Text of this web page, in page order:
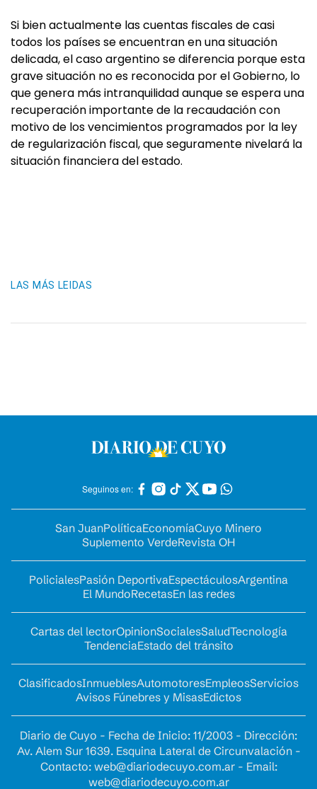
Si bien actualmente las cuentas fiscales de casi
todos los países se encuentran en una situación
delicada, el caso argentino se diferencia porque esta
grave situación no es reconocida por el Gobierno, lo
que genera más intranquilidad aunque se espera una
recuperación importante de la recaudación con
motivo de los vencimientos programados por la ley
de regularización fiscal, que seguramente nivelará la
situación financiera del estado.
LAS MÁS LEIDAS
Seguinos en:
San JuanPolíticaEconomíaCuyo Minero
Suplemento VerdeRevista OH
PolicialesPasión DeportivaEspectáculosArgentina
El MundoRecetasEn las redes
Cartas del lectorOpinionSocialesSaludTecnología
TendenciaEstado del tránsito
ClasificadosInmueblesAutomotoresEmpleosServicios
Avisos Fúnebres y MisasEdictos
Diario de Cuyo - Fecha de Inicio: 11/2003 - Dirección:
Av. Alem Sur 1639. Esquina Lateral de Circunvalación -
Contacto: web@diariodecuyo.com.ar- Email:
web@diariodecuyo.com.ar